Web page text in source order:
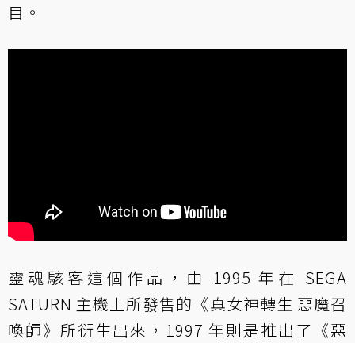
目。
靈魂駭客這個作品，由 1995 年在 SEGA
SATURN 主機上所發售的《真女神轉生 惡魔召
喚師》所衍生出來，1997 年則是推出了《惡